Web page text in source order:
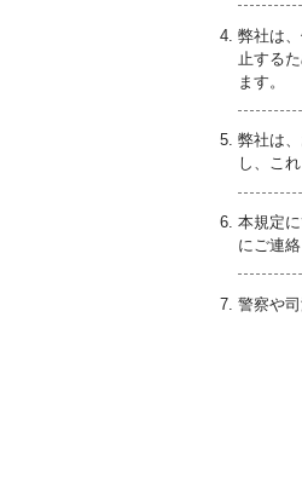
弊社は
止する
ます。
弊社は
し、こ
本規定
にご連
警察や